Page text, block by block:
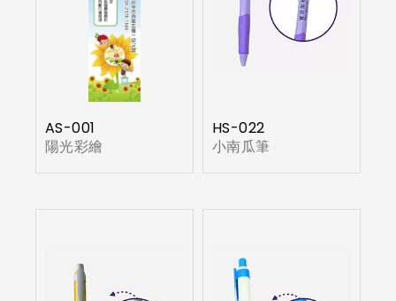
AS-001
陽光彩繪
HS-022
小南瓜筆